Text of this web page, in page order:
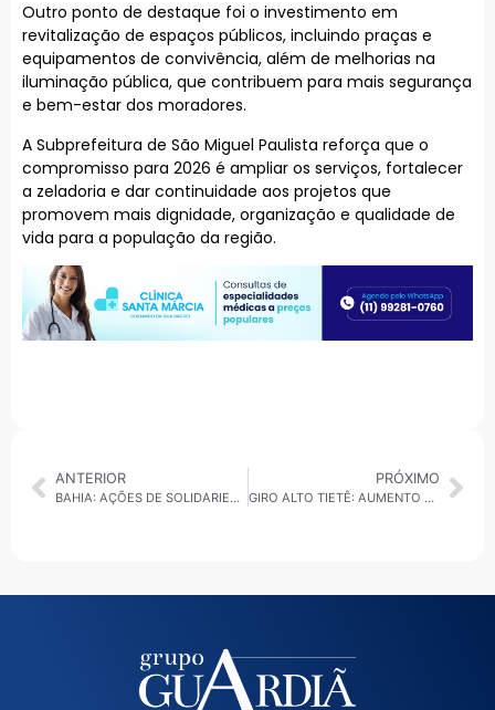
Outro ponto de destaque foi o investimento em
revitalização de espaços públicos, incluindo praças e
equipamentos de convivência, além de melhorias na
iluminação pública, que contribuem para mais segurança
e bem-estar dos moradores.
A Subprefeitura de São Miguel Paulista reforça que o
compromisso para 2026 é ampliar os serviços, fortalecer
a zeladoria e dar continuidade aos projetos que
promovem mais dignidade, organização e qualidade de
vida para a população da região.
ANTERIOR
BAHIA: AÇÕES DE SOLIDARIEDADE, TRADIÇÃO PATAXÓ E ALTERAÇÕES NO TRÂNSITO MOVIMENTAM O ESTADO
PRÓXIMO
GIRO ALTO TIETÊ: AUMENTO DE APOSENTADORIAS, NOVOS RADARES E AÇÃO DE SAÚDE ANIMAL MARCAM A REGIÃO